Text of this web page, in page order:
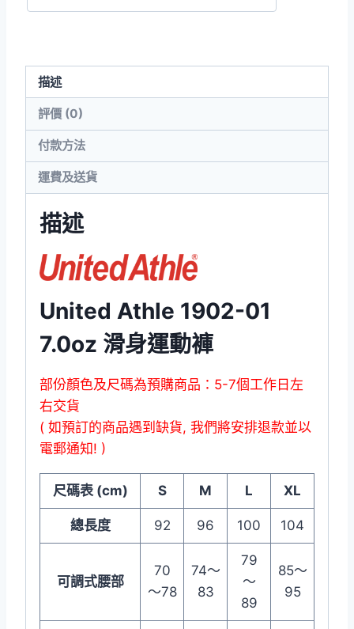
數
描述
評價 (0)
付款方法
運費及送貨
描述
United Athle 1902-01
7.0oz 滑身運動褲
部份顏色及尺碼為預購商品：5-7個工作日左
右交貨
( 如預訂的商品遇到缺貨, 我們將安排退款並以
電郵通知! )
尺碼表 (cm) S M L XL
總長度 92 96 100 104
可調式腰部
70
～78
74～
83
79
～
89
85～
95